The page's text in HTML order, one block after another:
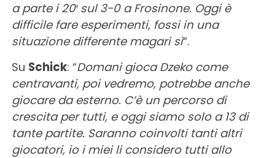
a parte i 20′ sul 3-0 a Frosinone. Oggi è
difficile fare esperimenti, fossi in una
situazione differente magari sì“.
Su Schick: “Domani gioca Dzeko come
centravanti, poi vedremo, potrebbe anche
giocare da esterno. C’è un percorso di
crescita per tutti, e oggi siamo solo a 13 di
tante partite. Saranno coinvolti tanti altri
giocatori, io i miei li considero tutti allo